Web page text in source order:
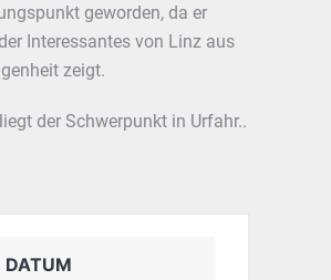
geworden, da er
Interessantes von Linz aus
zeigt.
der Schwerpunkt in Urfahr..
DATUM